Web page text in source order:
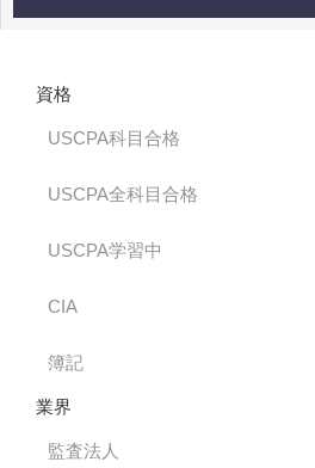
資格
USCPA科目合格
USCPA全科目合格
USCPA学習中
CIA
簿記
業界
監査法人